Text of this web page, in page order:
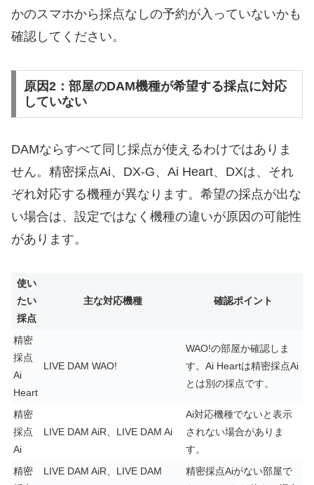
かのスマホから採点なしの予約が入っていないかも
確認してください。
原因2：部屋のDAM機種が希望する採点に対応
していない
DAMならすべて同じ採点が使えるわけではありま
せん。精密採点Ai、DX-G、Ai Heart、DXは、それ
ぞれ対応する機種が異なります。希望の採点が出な
い場合は、設定ではなく機種の違いが原因の可能性
があります。
使い
たい
採点
主な対応機種 確認ポイント
精密
採点
Ai
Heart
LIVE DAM WAO!
WAO!の部屋か確認しま
す。Ai Heartは精密採点Ai
とは別の採点です。
精密
採点
Ai
LIVE DAM AiR、LIVE DAM Ai
Ai対応機種でないと表示
されない場合がありま
す。
精密
LIVE DAM AiR、LIVE DAM
精密採点Aiがない部屋で